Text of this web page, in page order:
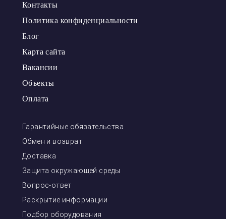
Контакты
Политика конфиденциальности
Блог
Карта сайта
Вакансии
Объекты
Оплата
Гарантийные обязательства
Обмен и возврат
Доставка
Защита окружающей среды
Вопрос-ответ
Раскрытие информации
Подбор оборудования